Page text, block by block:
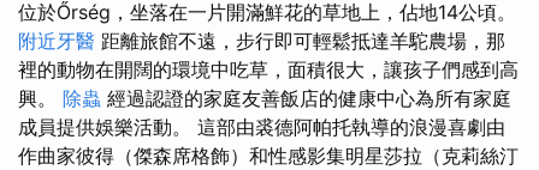
位於Őrség，坐落在一片開滿鮮花的草地上，佔地14公頃。
附近牙醫 距離旅館不遠，步行即可輕鬆抵達羊駝農場，那
裡的動物在開闊的環境中吃草，面積很大，讓孩子們感到高
興。 除蟲 經過認證的家庭友善飯店的健康中心為所有家庭
成員提供娛樂活動。 這部由裘德阿帕托執導的浪漫喜劇由
作曲家彼得（傑森席格飾）和性感影集明星莎拉（克莉絲汀